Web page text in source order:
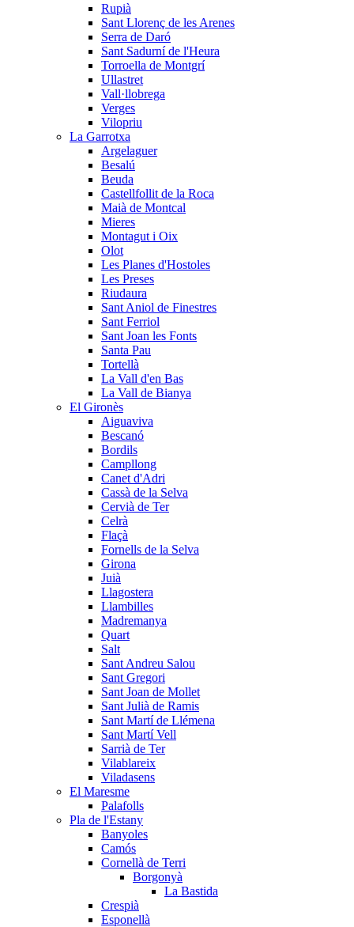
Rupià
Sant Llorenç de les Arenes
Serra de Daró
Sant Sadurní de l'Heura
Torroella de Montgrí
Ullastret
Vall·llobrega
Verges
Vilopriu
La Garrotxa
Argelaguer
Besalú
Beuda
Castellfollit de la Roca
Maià de Montcal
Mieres
Montagut i Oix
Olot
Les Planes d'Hostoles
Les Preses
Riudaura
Sant Aniol de Finestres
Sant Ferriol
Sant Joan les Fonts
Santa Pau
Tortellà
La Vall d'en Bas
La Vall de Bianya
El Gironès
Aiguaviva
Bescanó
Bordils
Campllong
Canet d'Adri
Cassà de la Selva
Cervià de Ter
Celrà
Flaçà
Fornells de la Selva
Girona
Juià
Llagostera
Llambilles
Madremanya
Quart
Salt
Sant Andreu Salou
Sant Gregori
Sant Joan de Mollet
Sant Julià de Ramis
Sant Martí de Llémena
Sant Martí Vell
Sarrià de Ter
Vilablareix
Viladasens
El Maresme
Palafolls
Pla de l'Estany
Banyoles
Camós
Cornellà de Terri
Borgonyà
La Bastida
Crespià
Esponellà